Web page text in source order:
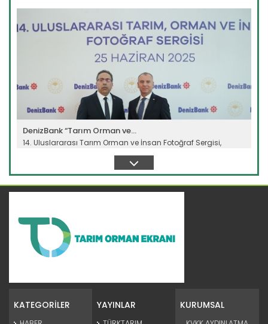
DenizBank “Tarım Orman ve...
14. Uluslararası Tarım Orman ve İnsan Fotoğraf Sergisi,
düzenlenen...
KATEGORİLER YAYINLAR KURUMSAL